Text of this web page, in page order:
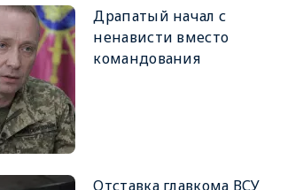
Драпатый начал с
ненависти вместо
командования
Отставка главкома ВСУ